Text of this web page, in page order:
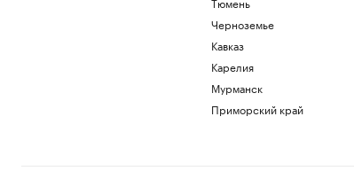
Черноземье
Кавказ
Карелия
Мурманск
Приморский край